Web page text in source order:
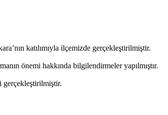
katılımıyla ilçemizde gerçekleştirilmiştir.
önemi hakkında bilgilendirmeler yapılmıştır.
gerçekleştirilmiştir.